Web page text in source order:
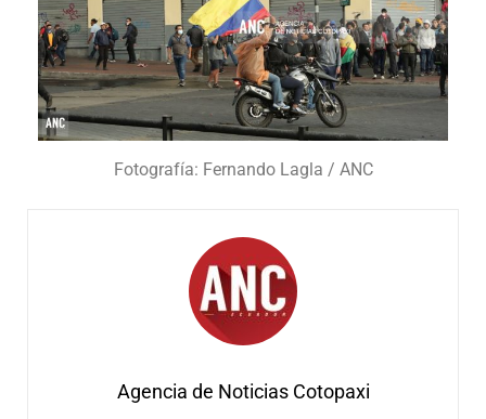
Fotografía: Fernando Lagla / ANC
Agencia de Noticias Cotopaxi